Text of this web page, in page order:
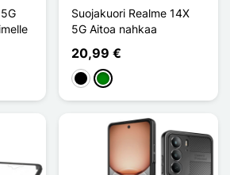
Suojakuori Realme 14X
5G Aitoa nahkaa
20,99 €
MustaVihreä